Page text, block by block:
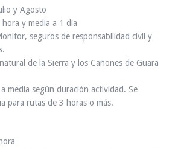
y Agosto
y media a 1 dia
seguros de responsabilidad civil y
de la Sierra y los Cañones de Guara
media según duración actividad. Se
para rutas de 3 horas o más.